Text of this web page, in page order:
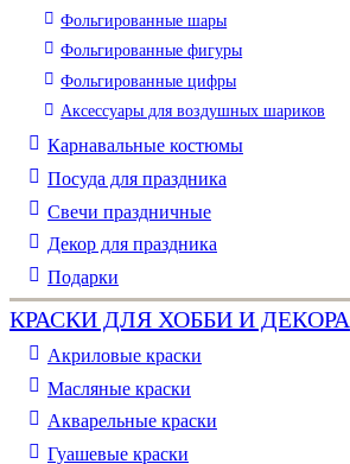
Фольгированные шары
Фольгированные фигуры
Фольгированные цифры
Аксессуары для воздушных шариков
Карнавальные костюмы
Посуда для праздника
Свечи праздничные
Декор для праздника
Подарки
КРАСКИ ДЛЯ ХОББИ И ДЕКОРА
Акриловые краски
Масляные краски
Акварельные краски
Гуашевые краски